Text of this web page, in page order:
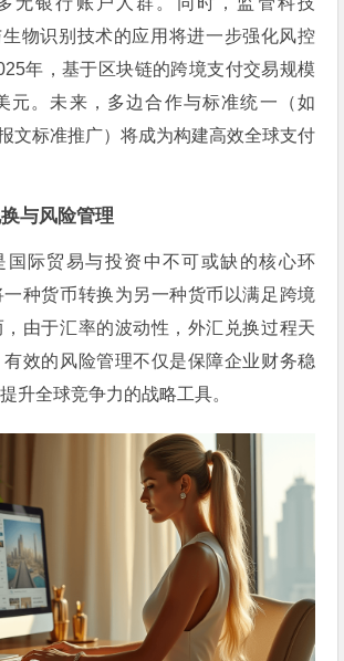
生物识别技术的应用将进一步强化风控
年，基于区块链的跨境支付交易规模
元。未来，多边合作与标准统一（如
文标准推广）将成为构建高效全球支付
与风险管理
国际贸易与投资中不可或缺的核心环
种货币转换为另一种货币以满足跨境
由于汇率的波动性，外汇兑换过程天
效的风险管理不仅是保障企业财务稳
升全球竞争力的战略工具。